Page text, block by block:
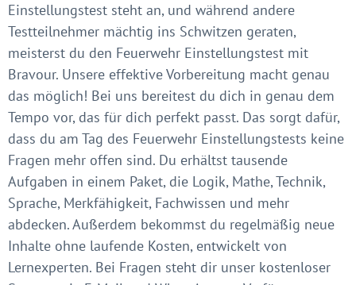
Einstellungstest steht an, und während andere
Testteilnehmer mächtig ins Schwitzen geraten,
meisterst du den Feuerwehr Einstellungstest mit
Bravour. Unsere effektive Vorbereitung macht genau
das möglich! Bei uns bereitest du dich in genau dem
Tempo vor, das für dich perfekt passt. Das sorgt dafür,
dass du am Tag des Feuerwehr Einstellungstests keine
Fragen mehr offen sind. Du erhältst tausende
Aufgaben in einem Paket, die Logik, Mathe, Technik,
Sprache, Merkfähigkeit, Fachwissen und mehr
abdecken. Außerdem bekommst du regelmäßig neue
Inhalte ohne laufende Kosten, entwickelt von
Lernexperten. Bei Fragen steht dir unser kostenloser